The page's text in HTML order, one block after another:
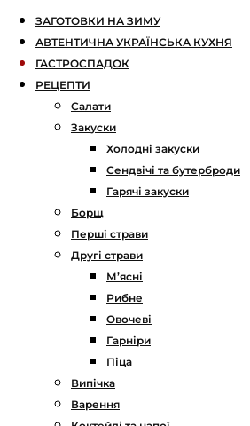
ЗАГОТОВКИ НА ЗИМУ
АВТЕНТИЧНА УКРАЇНСЬКА КУХНЯ
ГАСТРОСПАДОК
РЕЦЕПТИ
Салати
Закуски
Холодні закуски
Сендвічі та бутерброди
Гарячі закуски
Борщ
Перші страви
Другі страви
М’ясні
Рибне
Овочеві
Гарніри
Піца
Випічка
Варення